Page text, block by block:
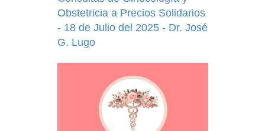
Obstetricia a Precios Solidarios
- 18 de Julio del 2025 - Dr. José
G. Lugo